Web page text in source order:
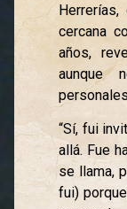
cercana
años,
aunque
“Sí, fui
allá. Fue
se llama,
fui)